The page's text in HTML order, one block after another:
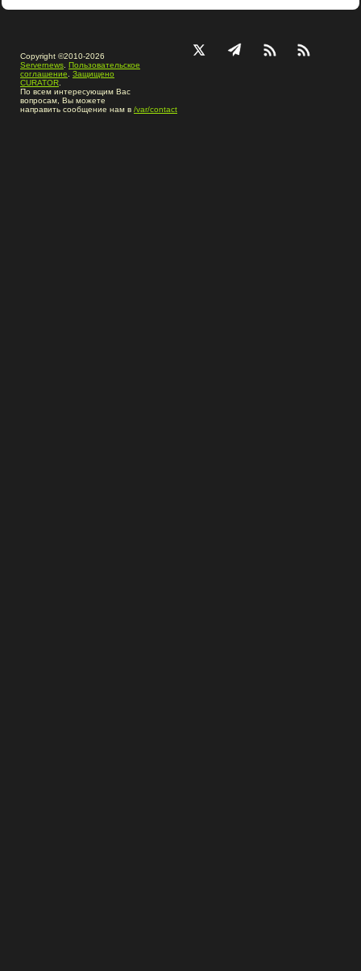
Copyright ©2010-2026
Servernews Пользовательское
соглашение
Защищено
CURATOR
По всем интересующим Вас
вопросам, Вы можете
направить сообщение нам в /var/contact